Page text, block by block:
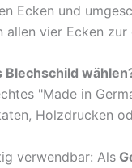
Ecken und
vier Ecken zur
Blechschild
"Made in
Holzdrucken
verwendbar: Als